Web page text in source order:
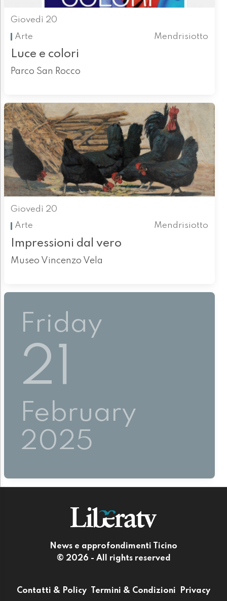
Giovedì 20
Arte
Mendrisiotto
Luce e colori
Parco San Rocco
Giovedì 20
Arte
Mendrisiotto
Impressioni dal vero
Museo Vincenzo Vela
Friday
21
February
2025
News e approfondimenti Ticino
© 2026 - All rights reserved
Contatti & Policy Termini & Condizioni Privacy